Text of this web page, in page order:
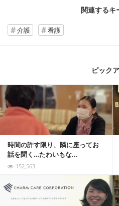
関連するキ
介護 看護
ピック
時間の許す限り、隣に座ってお
話を聞く…たわいもな...
152,563
記事を読む
記事を読む